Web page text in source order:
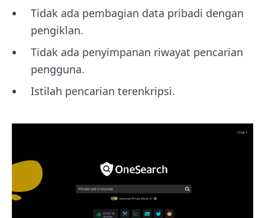
Tidak ada pembagian data pribadi dengan
pengiklan.
Tidak ada penyimpanan riwayat pencarian
pengguna.
Istilah pencarian terenkripsi.